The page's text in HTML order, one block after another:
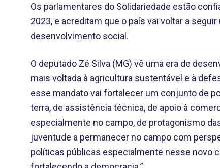
Os parlamentares do Solidariedade estão
2023, e acreditam que o país vai voltar a
desenvolvimento social.
O deputado Zé Silva (MG) vê uma era de
mais voltada à agricultura sustentável e à
esse mandato vai fortalecer um conjunto de
terra, de assistência técnica, de apoio à
especialmente no campo, de protagonismo
juventude a permanecer no campo com
políticas públicas especialmente nesse novo